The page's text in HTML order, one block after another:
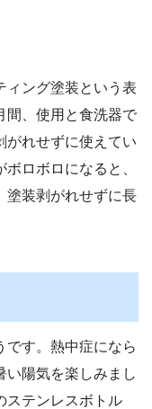
ィング塗装という表
間、使用と食洗器で
がれせずに使えてい
ロボロになると、
塗装剥がれせずに長
です。熱中症になら
い陽気を楽しみまし
ステンレスボトル